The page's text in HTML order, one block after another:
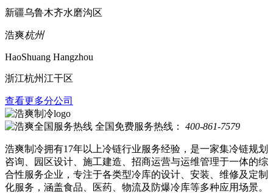
新疆乌鲁木齐水磨沟区
浩爽杭州
HaoShuang Hangzhou
浙江杭州江干区
查看更多分公司
全国免费服务热线： 400-861-7579
浩爽制冷拥有17年以上冷链行业服务经验，是一家集冷链规划
咨询、园区设计、施工建造、招商运营与运维管理于一体的综
合性服务企业，专注于各类型冷库的设计、安装、维修及定制
化服务，涵盖食品、医药、物流及防爆冷库等多种应用场景。